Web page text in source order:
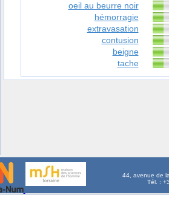
oeil au beurre noir
hémorragie
extravasation
contusion
beigne
tache
44, avenue de
Tél. :